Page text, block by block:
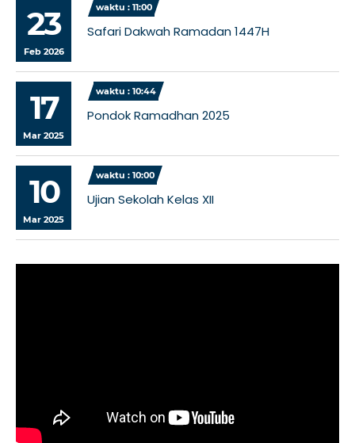
23
Feb 2026
waktu : 11:00
Safari Dakwah Ramadan 1447H
17
Mar 2025
waktu : 10:44
Pondok Ramadhan 2025
10
Mar 2025
waktu : 10:00
Ujian Sekolah Kelas XII